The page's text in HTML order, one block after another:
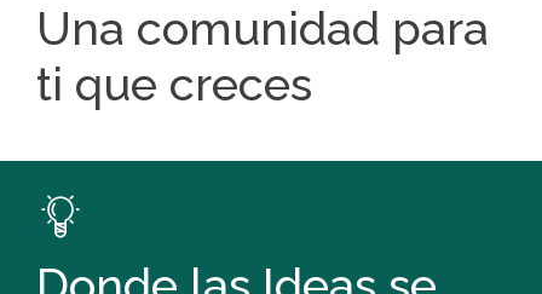
Una comunidad para
ti que creces